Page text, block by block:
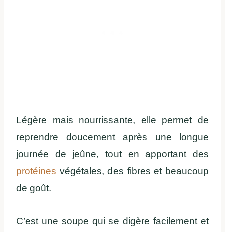
Légère mais nourrissante, elle permet de
reprendre doucement après une longue
journée de jeûne, tout en apportant des
protéines végétales, des fibres et beaucoup
de goût.
C’est une soupe qui se digère facilement et